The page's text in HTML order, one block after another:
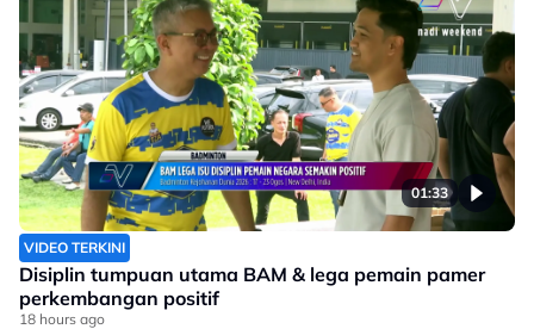
01:33
VIDEO TERKINI
Disiplin tumpuan utama BAM & lega pemain pamer
perkembangan positif
18 hours ago